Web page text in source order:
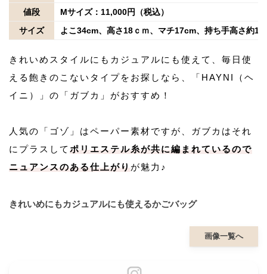
値段
Mサイズ：11,000円（税込）
サイズ
よこ34cm、高さ18ｃｍ、マチ17cm、持ち手高さ約
きれいめスタイルにもカジュアルにも使えて、毎日使
える飽きのこないタイプをお探しなら、「HAYNI（ヘ
イニ）」の「ガブカ」がおすすめ！
人気の「ゴゾ」はペーパー素材ですが、ガブカはそれ
にプラスして ポリエステル糸が共に編まれているので
ニュアンスのある仕上がり が魅力♪
きれいめにもカジュアルにも使えるかごバッグ
画像一覧へ